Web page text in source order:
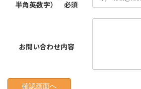
半角英数字） 必須
お問い合わせ内容